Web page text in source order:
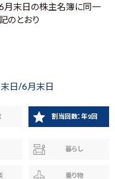
月末日の株主名簿に同一
のとおり
末日/6月末日
割当回数：年2回
暮らし
乗り物